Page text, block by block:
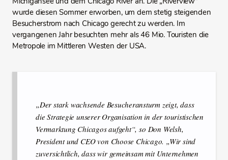
wurde diesen Sommer erworben, um dem stetig steigenden
Besucherstrom nach Chicago gerecht zu werden. Im
vergangenen Jahr besuchten mehr als 46 Mio. Touristen die
Metropole im Mittleren Westen der USA.
„Der stark wachsende Besucheransturm zeigt, dass
die Strategie unserer Organisation in der touristischen
Vermarktung Chicagos aufgeht“, so Don Welsh,
President und CEO von Choose Chicago. „Wir sind
zuversichtlich, dass wir gemeinsam mit Unternehmen